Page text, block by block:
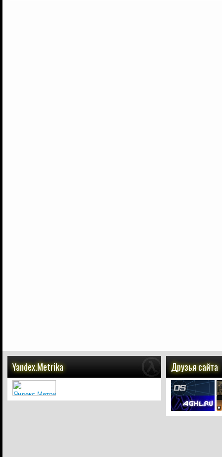
Yandex.Metrika Друзья сайта